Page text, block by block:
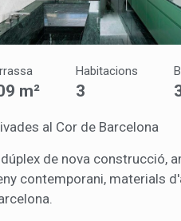
m²
Habitacions
3
al Cor de Barcelona
de nova construcció,
contemporani, materials
desitja, impedir que siguin
compte que aquesta acció
Permeten fer el seguiment i
La informació recollida
introduir millores en funció
Marketing i publicitat